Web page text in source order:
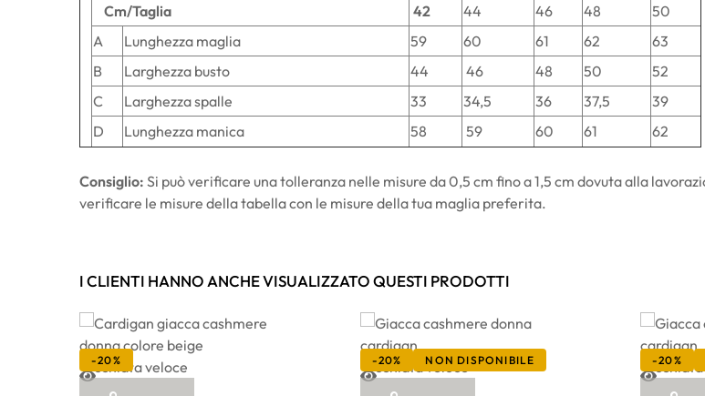
Cm/Taglia 42 44 46 48
50
A
Lunghezza maglia 59 60 61 62
63
B
Larghezza busto 44 46 48 50
52
C
Larghezza spalle 33 34,5 36 37,5
39
D
Lunghezza manica 58 59 60 61 62
Consiglio: Si può verificare una tolleranza nelle misure da0,5 cm fino a 1,5 cm dovuta alla
verificare le misure della tabella con le misure della tua maglia preferita.
I CLIENTI HANNO ANCHE VISUALIZZATO QUESTI PRODOTTI
-20%
Occhiata veloce -20% NON DISPONIBILE
Occhiata veloce -20%